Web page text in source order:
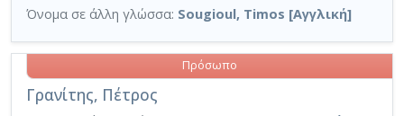
Όνομα σε άλλη γλώσσα: Sougioul, Timos [Αγγλική]
Γρανίτης, Πέτρος
Πρόσωπο